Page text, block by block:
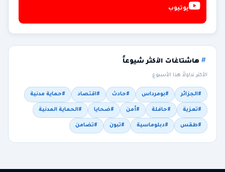
يوتيوب
هاشتاغات الأكثر شيوعاً
الأكثر تداولاً هذا الأسبوع
#الجزائر #بومرداس #حادث #اقتصاد #حماية مدنية
#تعزية #حافلة #أمن #ضحايا #الحماية المدنية
#طقس #دبلوماسية #تبون #تضامن